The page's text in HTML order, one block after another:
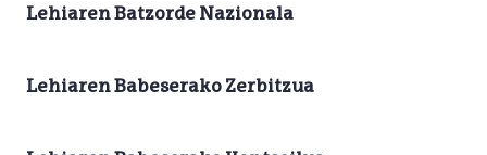
Lehiaren Batzorde Nazionala
Lehiaren Babeserako Zerbitzua